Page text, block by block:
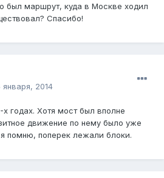
был маршрут, куда в Москве ходил
Спасибо!
января, 2014
годах. Хотя мост был вполне
движение по нему было уже
помню, поперек лежали блоки.